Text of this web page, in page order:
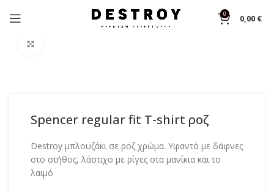
0 0,00 €
T-shirts
Spencer regular fit T-shirt ροζ
Destroy μπλουζάκι σε ροζ χρώμα. Υφαντό με δάφνες
στο στήθος, λάστιχο με ρίγες στα μανίκια και το
λαιμό